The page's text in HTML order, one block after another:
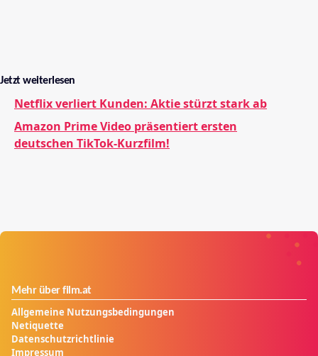
Jetzt weiterlesen
Netflix verliert Kunden: Aktie stürzt stark ab
Amazon Prime Video präsentiert ersten
deutschen TikTok-Kurzfilm!
Mehr über film.at
Allgemeine Nutzungsbedingungen
Netiquette
Datenschutzrichtlinie
Impressum